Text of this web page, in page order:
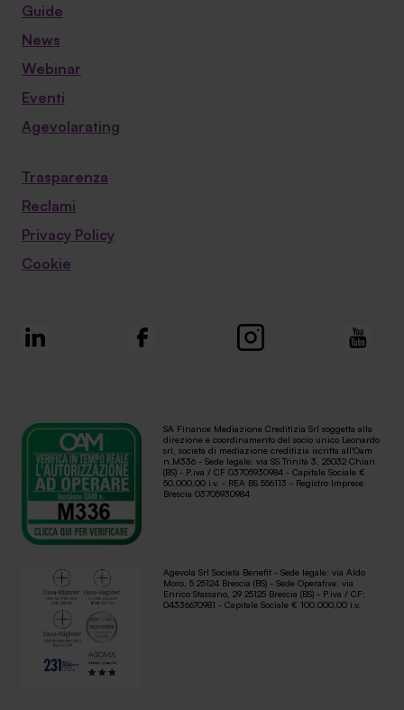
Guide
News
Webinar
Eventi
Agevolarating
Trasparenza
Reclami
Privacy Policy
Cookie
SA Finance Mediazione Creditizia Srl soggetta alla
direzione e coordinamento del socio unico Leonardo
srl, società di mediazione creditizia iscritta all'Oam
n.M336 - Sede legale: via SS Trinità 3, 25032 Chiari
(BS) - P.iva / CF 03705930984 - Capitale Sociale €
50.000,00 i.v. - REA BS 556113 - Registro Imprese
Brescia 03705930984
Agevola Srl Società Benefit - Sede legale: via Aldo
Moro, 5 25124 Brescia (BS) - Sede Operativa: via
Enrico Stassano, 29 25125 Brescia (BS) - P.iva / CF:
04336670981 - Capitale Sociale € 100.000,00 i.v.